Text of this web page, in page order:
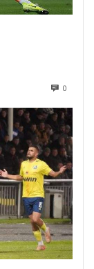
0